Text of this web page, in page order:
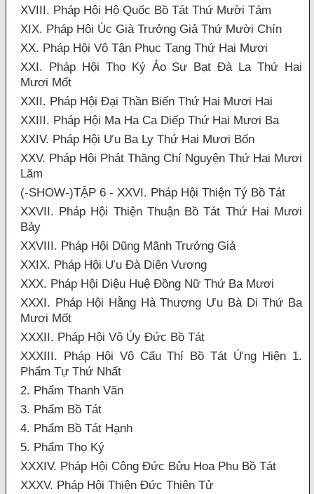
XVIII. Pháp Hội Hộ Quốc Bồ Tát Thứ Mười Tám
XIX. Pháp Hội Úc Già Trưởng Giả Thứ Mười Chín
XX. Pháp Hội Vô Tận Phục Tạng Thứ Hai Mươi
XXI. Pháp Hội Thọ Ký Ảo Sư Bạt Đà La Thứ Hai
Mươi Mốt
XXII. Pháp Hội Đại Thần Biến Thứ Hai Mươi Hai
XXIII. Pháp Hội Ma Ha Ca Diếp Thứ Hai Mươi Ba
XXIV. Pháp Hội Ưu Ba Ly Thứ Hai Mươi Bốn
XXV. Pháp Hội Phát Thăng Chí Nguyện Thứ Hai Mươi
Lăm
(-SHOW-)TẬP 6 - XXVI. Pháp Hội Thiện Tý Bồ Tát
XXVII. Pháp Hội Thiện Thuận Bồ Tát Thứ Hai Mươi
Bảy
XXVIII. Pháp Hội Dũng Mãnh Trưởng Giả
XXIX. Pháp Hội Ưu Đà Diên Vương
XXX. Pháp Hội Diệu Huệ Đồng Nữ Thứ Ba Mươi
XXXI. Pháp Hội Hằng Hà Thượng Ưu Bà Di Thứ Ba
Mươi Mốt
XXXII. Pháp Hội Vô Úy Đức Bồ Tát
XXXIII. Pháp Hội Vô Cấu Thí Bồ Tát Ứng Hiện 1.
Phẩm Tự Thứ Nhất
2. Phẩm Thanh Văn
3. Phẩm Bồ Tát
4. Phẩm Bồ Tát Hạnh
5. Phẩm Thọ Ký
XXXIV. Pháp Hội Công Đức Bửu Hoa Phu Bồ Tát
XXXV. Pháp Hội Thiện Đức Thiên Tử